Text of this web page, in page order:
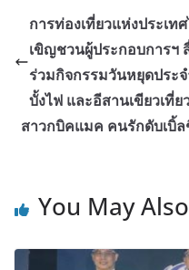
การท่องเที่ยวแห่งประเ
เขิญชวนผู้ประกอบการฯ
ร่วมกิจกรรมวันหยุดประ
บั้งไฟ และอีสานเขียวเที่
สาวกบิคแมค คนรักดับเบิ้
You May